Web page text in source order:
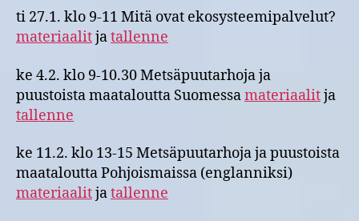
ti 27.1. klo 9-11 Mitä ovat ekosysteemipalvelut?
materiaalitjatallenne
ke 4.2. klo 9-10.30 Metsäpuutarhoja ja
puustoista maataloutta Suomessamateriaalitja
tallenne
ke 11.2. klo 13-15 Metsäpuutarhoja ja puustoista
maataloutta Pohjoismaissa (englanniksi)
materiaalitjatallenne